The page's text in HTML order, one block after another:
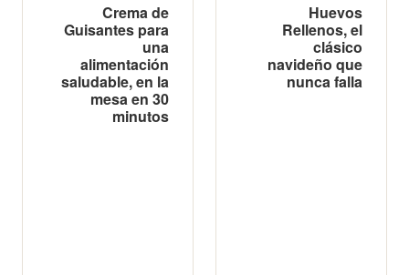
Crema de
Guisantes para
una
alimentación
saludable, en la
mesa en 30
minutos
Huevos
Rellenos, el
clásico
navideño que
nunca falla